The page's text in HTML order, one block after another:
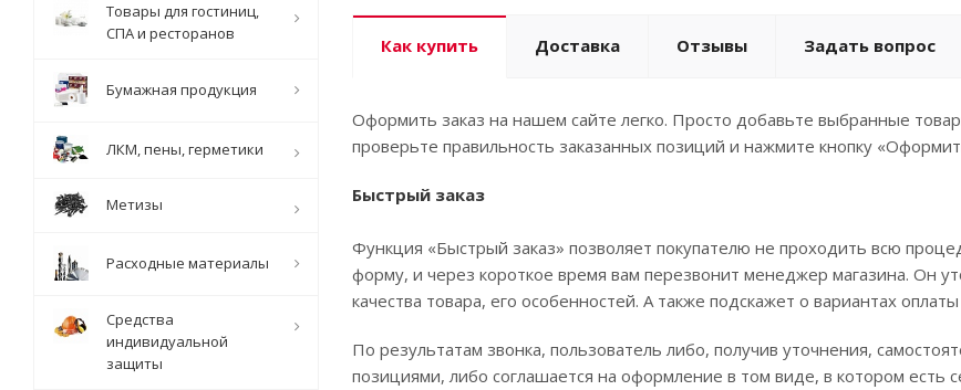
Как купить Доставка Отзывы Задать вопрос
Оформить заказ на нашем сайте легко. Просто добавьте выбранные
проверьте правильность заказанных позиций и нажмите кнопку
Быстрый заказ
Функция «Быстрый заказ» позволяет покупателю не проходить всю
форму, и через короткое время вам перезвонит менеджер магазина. Он
качества товара, его особенностей. А также подскажет о вариантах
По результатам звонка, пользователь либо, получив уточнения,
позициями, либо соглашается на оформление в том виде, в котором
Товары для гостиниц,
СПА и ресторанов
Бумажная продукция
ЛКМ, пены, герметики
Метизы
Расходные материалы
Средства
индивидуальной
защиты